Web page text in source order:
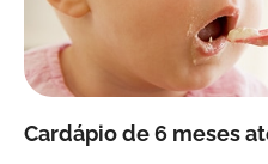
Cardápio de 6 meses